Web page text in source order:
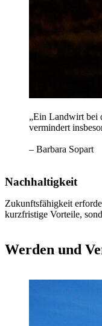
„Ein Landwirt bei
vermindert
– Barbara Sopart
Nachhaltigkeit
Zukunftsfähigkeit
kurzfristige Vorteile,
Werden und